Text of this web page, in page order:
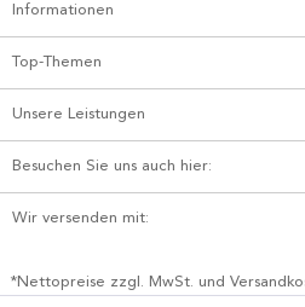
Informationen
Top-Themen
Unsere Leistungen
Besuchen Sie uns auch hier:
Wir versenden mit:
*Nettopreise zzgl. MwSt. und